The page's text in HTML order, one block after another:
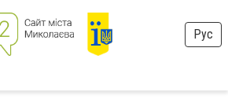
Рус